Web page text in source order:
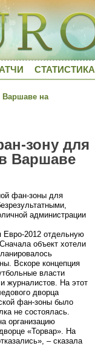
СТАТИСТИКА
Варшаве на
зону для
Варшаве
фан-зоны для
администрации
Евро-2012 отдельную
объект хотели
Вскоре концепция
власти
журналистов. На этот
дворца
фан-зоны было
не состоялась.
организацию
«Торвар». На
– сказала